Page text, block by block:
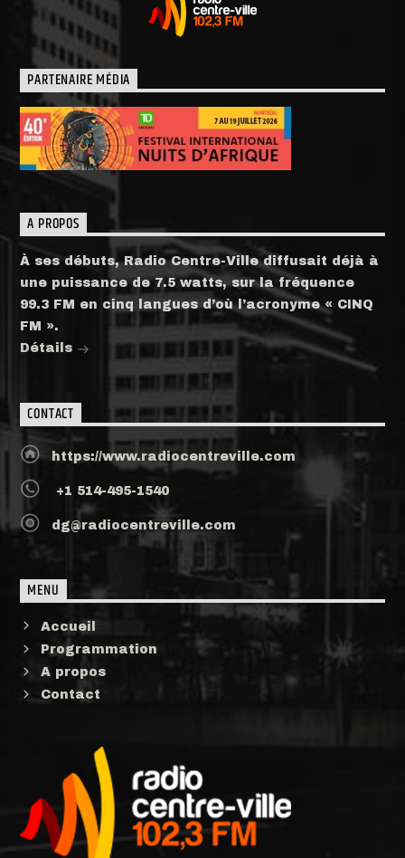
PARTENAIRE MÉDIA
A PROPOS
À ses débuts, Radio Centre-Ville diffusait déjà à
une puissance de 7.5 watts, sur la fréquence
99.3 FM en cinq langues d’où l’acronyme « CINQ
FM ».
Détails
CONTACT
https://www.radiocentreville.com
+1 514-495-1540
dg@radiocentreville.com
MENU
Accueil
Programmation
A propos
Contact